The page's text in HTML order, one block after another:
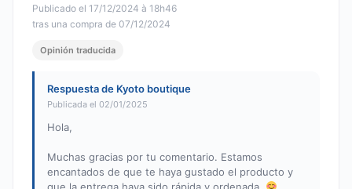
Publicado el 17/12/2024 à 18h46
tras una compra de 07/12/2024
Opinión traducida
Respuesta de Kyoto boutique
Publicada el 02/01/2025
Hola,
Muchas gracias por tu comentario. Estamos
encantados de que te haya gustado el producto y